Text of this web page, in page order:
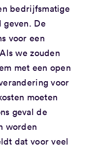
bedrijfsmatige
geven. De
voor een
we zouden
met een open
voor
moeten
geval de
worden
dat voor veel